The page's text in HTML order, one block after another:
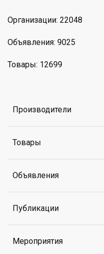
Организации: 22048
Объявления: 9025
Товары: 12699
Производители
Товары
Объявления
Публикации
Мероприятия